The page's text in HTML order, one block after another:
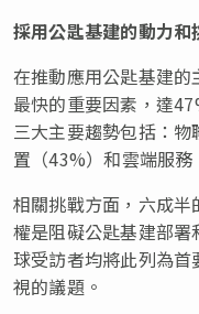
採用公匙基建的動力和
在推動應用公匙基建
最快的重要因素，達
三大主要趨勢包括：
置（43%）和雲端服務
相關挑戰方面，六成
權是阻礙公匙基建部
球受訪者均將此列為
視的議題。